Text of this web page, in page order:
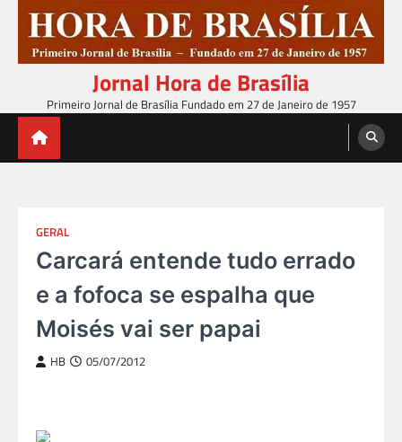
content
Jornal Hora de Brasília
Primeiro Jornal de Brasília Fundado em 27 de Janeiro de 1957
GERAL
Carcará entende tudo errado
e a fofoca se espalha que
Moisés vai ser papai
HB 05/07/2012